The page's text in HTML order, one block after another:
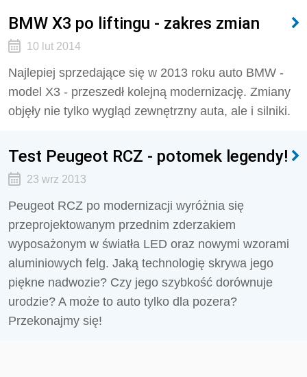
BMW X3 po liftingu - zakres zmian
10 lut 2014
Najlepiej sprzedające się w 2013 roku auto BMW -
model X3 - przeszedł kolejną modernizację. Zmiany
objęły nie tylko wygląd zewnętrzny auta, ale i silniki.
Test Peugeot RCZ - potomek legendy!
23 wrz 2013
Peugeot RCZ po modernizacji wyróżnia się
przeprojektowanym przednim zderzakiem
wyposażonym w światła LED oraz nowymi wzorami
aluminiowych felg. Jaką technologię skrywa jego
piękne nadwozie? Czy jego szybkość dorównuje
urodzie? A może to auto tylko dla pozera?
Przekonajmy się!